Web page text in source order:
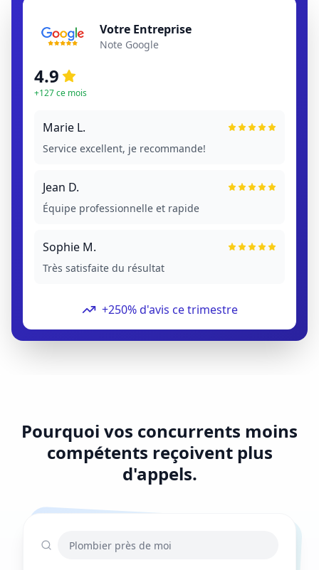
Votre Entreprise
Note Google
4.9
+127 ce mois
Marie L.
Service excellent, je recommande!
Jean D.
Équipe professionnelle et rapide
Sophie M.
Très satisfaite du résultat
+250% d'avis ce trimestre
Pourquoi vos concurrents moins
compétents reçoivent plus
d'appels.
Plombier près de moi